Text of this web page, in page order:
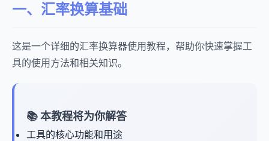
一、汇率换算基础
这是一个详细的汇率换算器使用教程，帮助你快速掌握工
具的使用方法和相关知识。
📚 本教程将为你解答
工具的核心功能和用途